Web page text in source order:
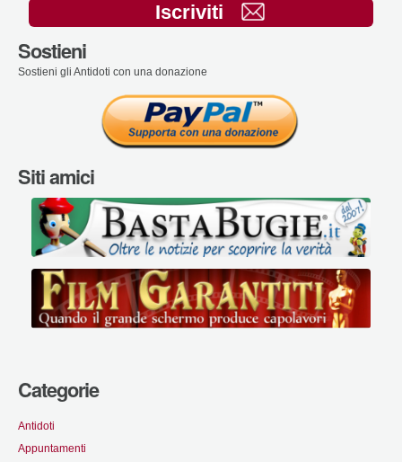
Iscriviti
Sostieni
Sostieni gli Antidoti con una donazione
Siti amici
Categorie
Antidoti
Appuntamenti